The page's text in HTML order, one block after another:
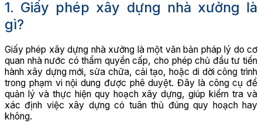
1. Giấy phép xây dựng nhà xưởng là
gì?
Giấy phép xây dựng nhà xưởng là một văn bản pháp lý do cơ
quan nhà nước có thẩm quyền cấp, cho phép chủ đầu tư tiến
hành xây dựng mới, sửa chữa, cải tạo, hoặc di dời công trình
trong phạm vi nội dung được phê duyệt. Đây là công cụ để
quản lý và thực hiện quy hoạch xây dựng, giúp kiểm tra và
xác định việc xây dựng có tuân thủ đúng quy hoạch hay
không.